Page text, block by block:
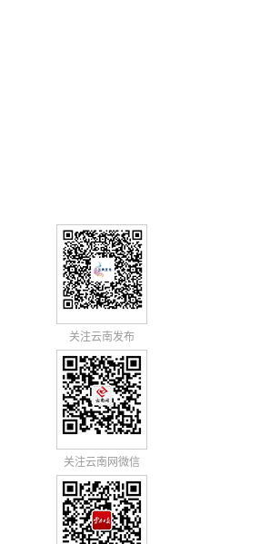
关注云南发布
关注云南网微信